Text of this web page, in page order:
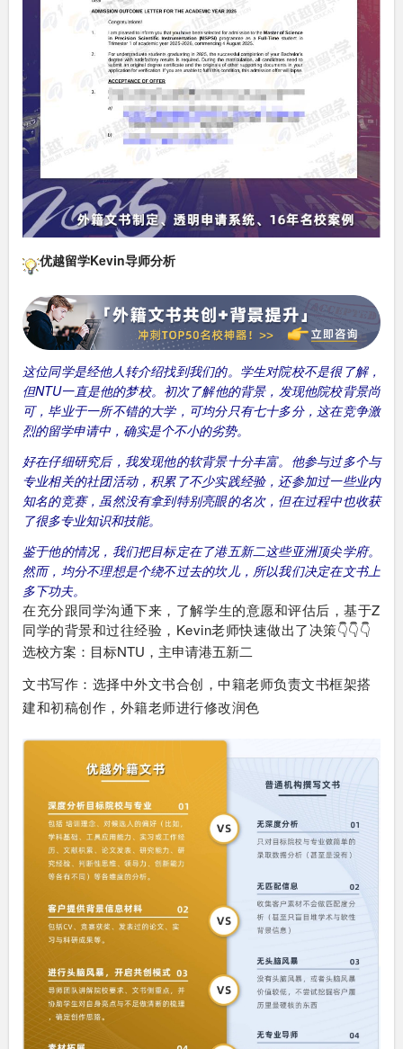
优越留学Kevin导师分析
这位同学是经他人转介绍找到我们的。学生对院校不是很了解，
但NTU一直是他的梦校。初次了解他的背景，发现他院校背景尚
可，毕业于一所不错的大学，可均分只有七十多分，这在竞争激
烈的留学申请中，确实是个不小的劣势。
好在仔细研究后，我发现他的软背景十分丰富。他参与过多个与
专业相关的社团活动，积累了不少实践经验，还参加过一些业内
知名的竞赛，虽然没有拿到特别亮眼的名次，但在过程中也收获
了很多专业知识和技能。
鉴于他的情况，我们把目标定在了港五新二这些亚洲顶尖学府。
然而，均分不理想是个绕不过去的坎儿，所以我们决定在文书上
多下功夫。
在充分跟同学沟通下来，了解学生的意愿和评估后，基于Z
同学的背景和过往经验，Kevin老师快速做出了决策👇👇👇
选校方案：目标NTU，主申请港五新二
文书写作：选择中外文书合创，中籍老师负责文书框架搭
建和初稿创作，外籍老师进行修改润色